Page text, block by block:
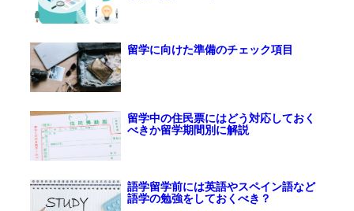
留学に向けた準備のチェック項目
留学中の住民票にはどう対応しておく
べきか留学期間別に解説
語学留学前には英語やスペイン語など
語学の勉強をしておくべき？